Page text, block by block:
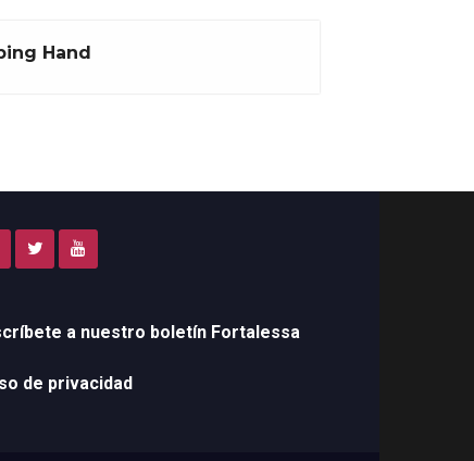
Hand
a nuestro boletín Fortalessa
de privacidad